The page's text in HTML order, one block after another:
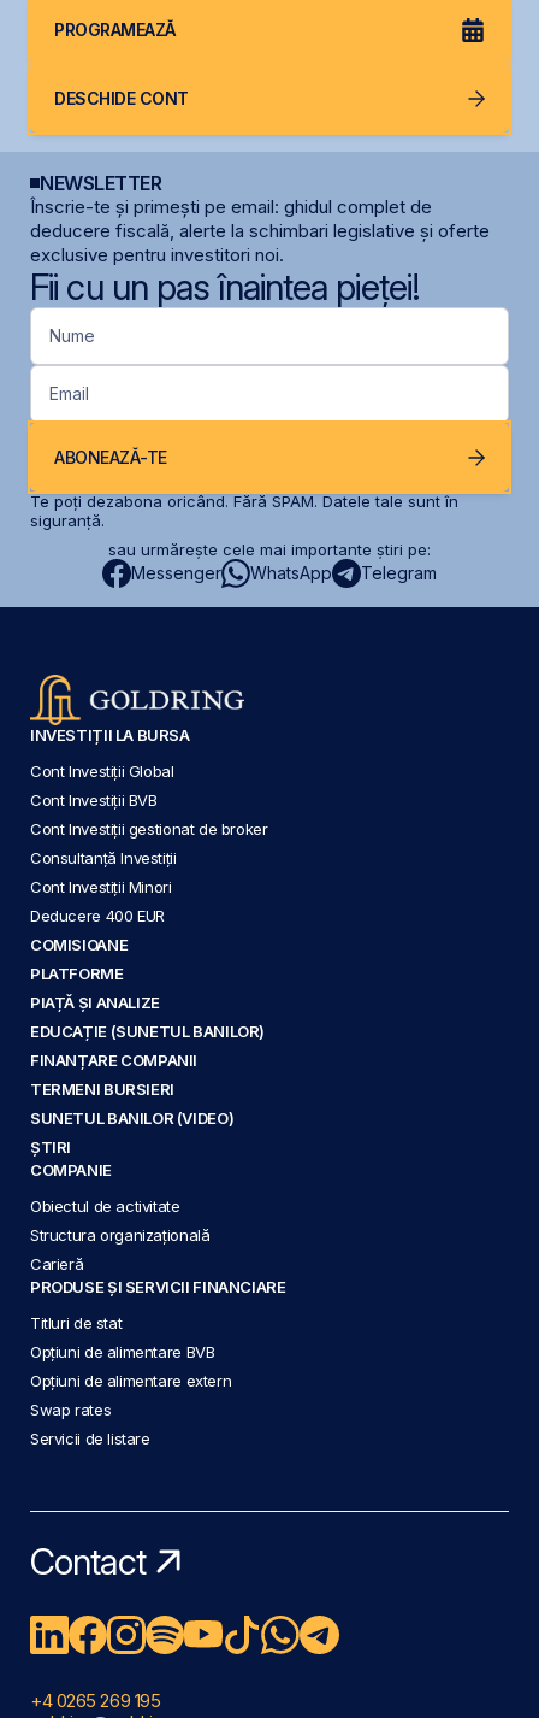
PROGRAMEAZĂ
DESCHIDE CONT
NEWSLETTER
Înscrie-te și primești pe email: ghidul complet de
deducere fiscală, alerte la schimbari legislative și oferte
exclusive pentru investitori noi.
Fii cu un pas înaintea pieței!
Nume
Email
ABONEAZĂ-TE
Te poți dezabona oricând. Fără SPAM. Datele tale sunt în
siguranță.
sau urmărește cele mai importante știri pe:
Messenger WhatsApp Telegram
INVESTIȚII LA BURSA
Cont Investiții Global
Cont Investiții BVB
Cont Investiții gestionat de broker
Consultanță Investiții
Cont Investiții Minori
Deducere 400 EUR
COMISIOANE
PLATFORME
PIAȚĂ ȘI ANALIZE
EDUCAȚIE (SUNETUL BANILOR)
FINANȚARE COMPANII
TERMENI BURSIERI
SUNETUL BANILOR (VIDEO)
ȘTIRI
COMPANIE
Obiectul de activitate
Structura organizațională
Carieră
PRODUSE ȘI SERVICII FINANCIARE
Titluri de stat
Opțiuni de alimentare BVB
Opțiuni de alimentare extern
Swap rates
Servicii de listare
Contact
+4 0265 269 195